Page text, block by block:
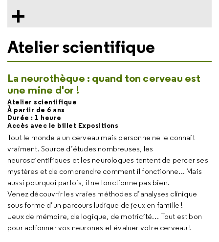
Atelier scientifique
La neurothèque : quand ton cerveau est
une mine d'or !
Atelier scientifique
À partir de 6 ans
Durée : 1 heure
Accès avec le billet Expositions
Tout le monde a un cerveau mais personne ne le connait
vraiment. Source d’études nombreuses, les
neuroscientifiques et les neurologues tentent de percer ses
mystères et de comprendre comment il fonctionne... Mais
aussi pourquoi parfois, il ne fonctionne pas bien.
Venez découvrir les vraies méthodes d’analyses clinique
sous forme d’un parcours ludique de jeux en famille !
Jeux de mémoire, de logique, de motricité… Tout est bon
pour actionner vos neurones et évaluer votre cerveau !